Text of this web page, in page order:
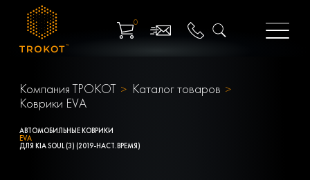
0
Компания ТРОКОТ
Каталог товаров
Коврики EVA
АВТОМОБИЛЬНЫЕ КОВРИКИ
EVA
ДЛЯ KIA SOUL (3) (2019-НАСТ.ВРЕМЯ)